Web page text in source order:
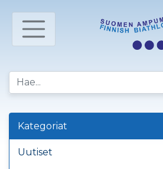
Kategoriat
Uutiset